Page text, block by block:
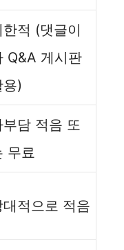
한적 (댓글이
Q&A 게시판
용)
부담 적음 또
무료
대적으로 적음